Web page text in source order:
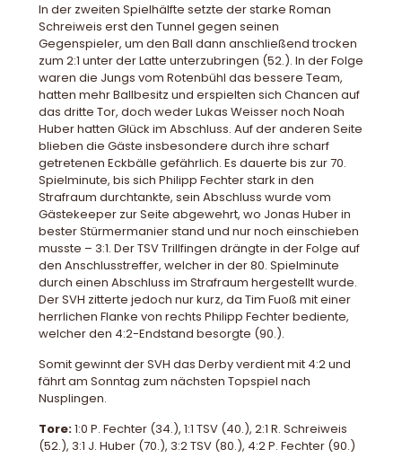
In der zweiten Spielhälfte setzte der starke Roman
Schreiweis erst den Tunnel gegen seinen
Gegenspieler, um den Ball dann anschließend trocken
zum 2:1 unter der Latte unterzubringen (52.). In der Folge
waren die Jungs vom Rotenbühl das bessere Team,
hatten mehr Ballbesitz und erspielten sich Chancen auf
das dritte Tor, doch weder Lukas Weisser noch Noah
Huber hatten Glück im Abschluss. Auf der anderen Seite
blieben die Gäste insbesondere durch ihre scharf
getretenen Eckbälle gefährlich. Es dauerte bis zur 70.
Spielminute, bis sich Philipp Fechter stark in den
Strafraum durchtankte, sein Abschluss wurde vom
Gästekeeper zur Seite abgewehrt, wo Jonas Huber in
bester Stürmermanier stand und nur noch einschieben
musste – 3:1. Der TSV Trillfingen drängte in der Folge auf
den Anschlusstreffer, welcher in der 80. Spielminute
durch einen Abschluss im Strafraum hergestellt wurde.
Der SVH zitterte jedoch nur kurz, da Tim Fuoß mit einer
herrlichen Flanke von rechts Philipp Fechter bediente,
welcher den 4:2-Endstand besorgte (90.).
Somit gewinnt der SVH das Derby verdient mit 4:2 und
fährt am Sonntag zum nächsten Topspiel nach
Nusplingen.
Tore:1:0 P. Fechter (34.), 1:1 TSV (40.), 2:1 R. Schreiweis
(52.), 3:1 J. Huber (70.), 3:2 TSV (80.), 4:2 P. Fechter (90.)